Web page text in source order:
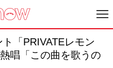
「PRIVATEレモン
唱「この曲を歌うの